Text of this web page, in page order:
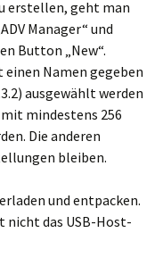
erstellen, geht man
Manager“ und
Button „New“.
Namen gegeben
ausgewählt werden
mindestens 256
Die anderen
bleiben.
und entpacken.
nicht das USB-Host-